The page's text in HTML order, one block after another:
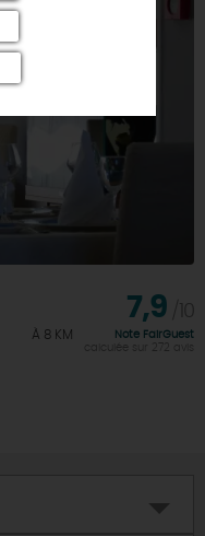
À 8 KM
7,9
Note FairGuest
calculée sur 272 avis